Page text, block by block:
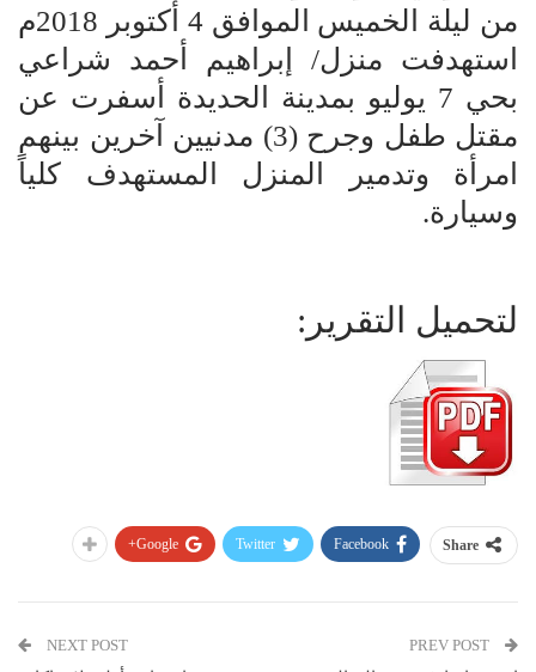
من ليلة الخميس الموافق 4 أكتوبر 2018م
استهدفت منزل/ إبراهيم أحمد شراعي
بحي 7 يوليو بمدينة الحديدة أسفرت عن
مقتل طفل وجرح (3) مدنيين آخرين بينهم
امرأة وتدمير المنزل المستهدف كلياً
وسيارة.
لتحميل التقرير:
Share
Facebook
Twitter
Google+
NEXT POST